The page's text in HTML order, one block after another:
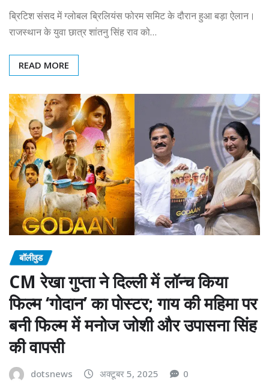
ब्रिटिश संसद में ग्लोबल ब्रिलियंस फोरम समिट के दौरान हुआ बड़ा ऐलान।
राजस्थान के युवा छात्र शांतनु सिंह राव को…
READ MORE
बॉलीवुड
CM रेखा गुप्ता ने दिल्ली में लॉन्च किया
फिल्म ‘गोदान’ का पोस्टर; गाय की महिमा पर
बनी फिल्म में मनोज जोशी और उपासना सिंह
की वापसी
dotsnews अक्टूबर 5, 2025 0